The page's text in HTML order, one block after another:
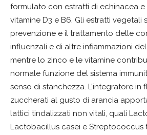
formulato con estratti di echinacea e
vitamine D3 e B6. Gli estratti vegetali
prevenzione e il trattamento delle
influenzali e di altre infiammazioni
mentre lo zinco e le vitamine
normale funzione del sistema
senso di stanchezza. L’integratore in
zuccherati al gusto di arancia
lattici tindalizzati non vitali, quali
Lactobacillus casei e Streptococcus